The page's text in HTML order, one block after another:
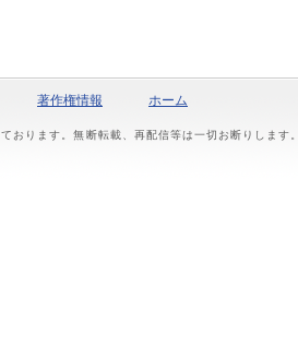
著作権情報 ホーム
ります。無断転載、再配信等は一切お断りします。